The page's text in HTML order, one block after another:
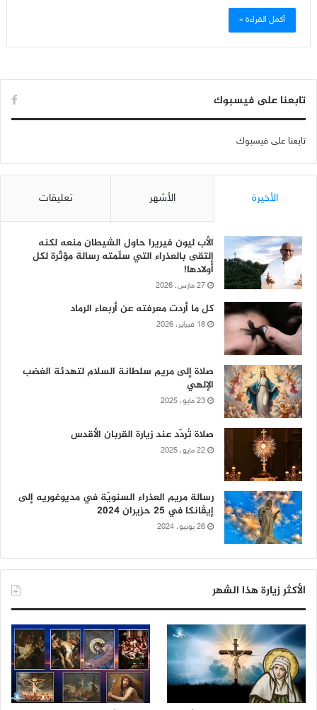
أكمل القراءة »
تابعنا على فيسبوك
تابعنا على فيسبوك
الأخيرة الأشهر تعليقات
الأب ليون فيريرا حاول الشيطان منعه لكنه
إلتقى بالعذراء التي سلّمته رسالة مؤثّرة لكل
أولادها!
27 مارس، 2026
كل ما أردت معرفته عن أربعاء الرماد
18 فبراير، 2026
صلاة إلى مريم سلطانة السلام لتهدئة الغضب
الإلهي
23 مايو، 2025
صلاة تُردّد عند زيارة القربان الأقدس
22 مايو، 2025
رسالة مريم العذراء السنويّة في مديوغوريه إلى
إيڤانكا في 25 حزيران 2024
26 يونيو، 2024
الأكثر زيارة هذا الشهر